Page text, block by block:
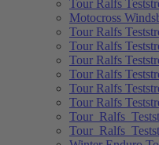
Tour Ralfs
Motocross
Tour Ralfs
Tour Ralfs
Tour Ralfs
Tour Ralfs
Tour Ralfs
Tour Ralfs